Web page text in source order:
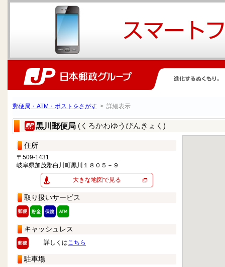
郵便局・ATM・ポストをさがす > 詳細表示
黒川郵便局 (くろかわゆうびんきょく)
住所
〒509-1431
岐阜県加茂郡白川町黒川１８０５－９
大きな地図で見る
取り扱いサービス
キャッシュレス
詳しくはこちら
駐車場